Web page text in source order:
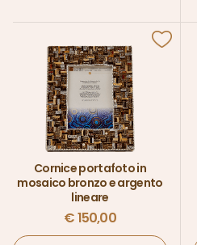
Cornice portafoto in
mosaico bronzo e argento
lineare
€150,00